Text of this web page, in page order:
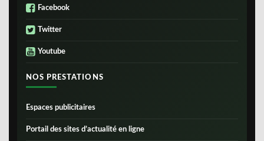
Facebook
Twitter
Youtube
NOS PRESTATIONS
Espaces publicitaires
Portail des sites d’actualité en ligne